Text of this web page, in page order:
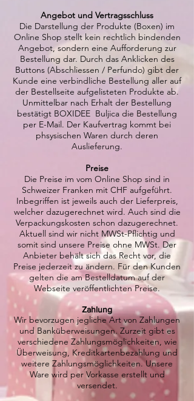
Angebot und Vertragsschluss
Die Darstellung der Produkte (Boxen) im
Online Shop stellt kein rechtlich bindenden
Angebot, sondern eine Aufforderung zur
Bestellung dar. Durch das Anklicken des
Buttons (Abschliessen / Perfundo) gibt der
Kunde eine verbindliche Bestellung aller auf
der Bestellseite aufgelisteten Produkte ab.
Unmittelbar nach Erhalt der Bestellung
bestätigt BOXIDEE Buljica die Bestellung
per E-Mail. Der Kaufvertrag kommt bei
phsysischen Waren durch deren
Auslieferung.
Preise
Die Preise im vom Online Shop sind in
Schweizer Franken mit CHF aufgeführt.
Inbegriffen ist jeweils auch der Lieferpreis,
welcher dazugerechnet wird. Auch sind die
Verpackungskosten schon dazugerechnet.
Aktuell sind wir nicht MWSt-Pflichtig und
somit sind unsere Preise ohne MWSt. Der
Anbieter behält sich das Recht vor, die
Preise jederzeit zu ändern. Für den Kunden
gelten die am Bestelldatum auf der
Webseite veröffentlichten Preise.
Zahlung
Wir bevorzugen jegliche Art von Zahlungen
und Banküberweisungen. Zurzeit gibt es
verschiedene Zahlungsmöglichkeiten, wie
Überweisung, Kreditkartenbezahlung und
weitere Zahlungsmöglichkeiten. Unsere
Ware wird per Vorkasse erstellt und
versendet.